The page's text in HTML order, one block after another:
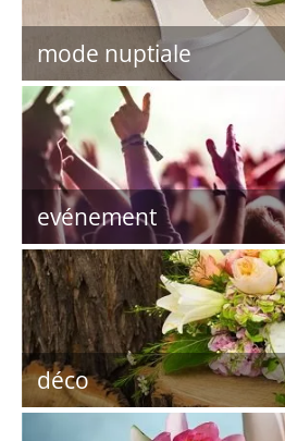
mode nuptiale
evénement
déco